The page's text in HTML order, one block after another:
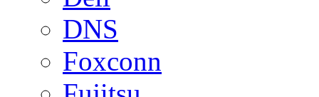
DNS
Foxconn